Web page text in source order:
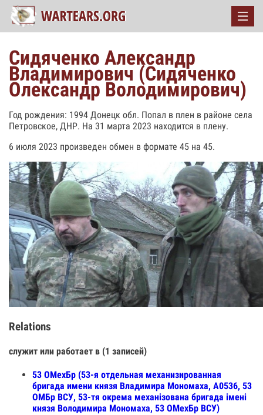
Сидяченко Александр
Владимирович (Сидяченко
Олександр Володимирович)
Год рождения: 1994 Донецк обл. Попал в плен в районе села
Петровское, ДНР. На 31 марта 2023 находится в плену.
6 июля 2023 произведен обмен в формате 45 на 45.
Relations
служит или работает в (1 записей)
53 ОМехБр (53-я отдельная механизированная
бригада имени князя Владимира Мономаха, А0536, 53
ОМБр ВСУ, 53-тя окрема механізована бригада імені
князя Володимира Мономаха, 53 ОМехБр ВСУ)